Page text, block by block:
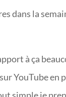
dans la
à ça
YouTube en